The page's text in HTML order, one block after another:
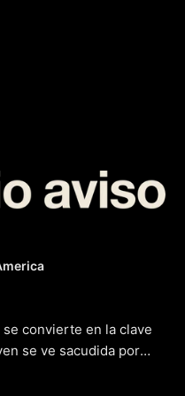
convierte en la clave
se ve sacudida por
que lo llevan a